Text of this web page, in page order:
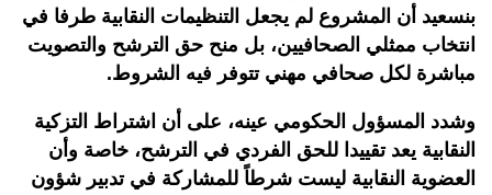
بنسعيد أن المشروع لم يجعل التنظيمات النقابية طرفا في
انتخاب ممثلي الصحافيين، بل منح حق الترشح والتصويت
مباشرة لكل صحافي مهني تتوفر فيه الشروط.
وشدد المسؤول الحكومي عينه، على أن اشتراط التزكية
النقابية يعد تقييدا للحق الفردي في الترشح، خاصة وأن
العضوية النقابية ليست شرطاً للمشاركة في تدبير شؤون